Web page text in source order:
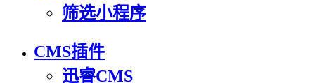
筛选小程序
CMS插件
迅睿CMS